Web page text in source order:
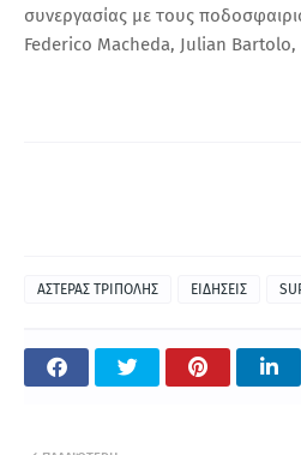
συνεργασίας με τους
Federico Macheda, Julian
ΑΣΤΕΡΑΣ ΤΡΙΠΟΛΗΣ ΕΙΔΗΣΕΙΣ